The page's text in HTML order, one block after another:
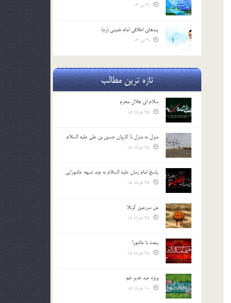
30 تیر 03
پندهاي اخلاقي امام خميني (ره)
30 تیر 03
تازه ترین مطالب
سلام ای هلال محرم
منزل به منزل با کاروان حسین بن علی علیه السلام
پاسخ امام زمان علیه السلام به چند شبهه عاشورایی
من سرزمین کربلا
بیعت با عاشورا
ویژه عید غدیر خم